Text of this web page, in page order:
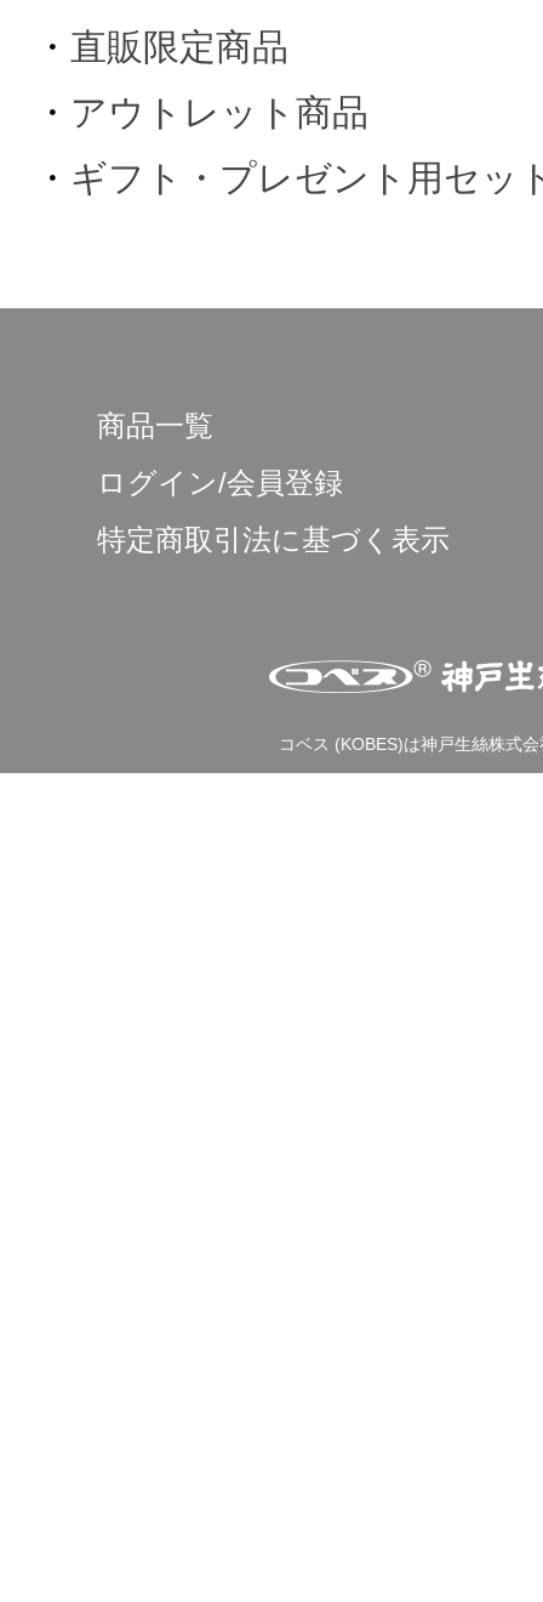
・ 直販限定商品
・ アウトレット商品
・ ギフト・プレゼント用セッ
商品一覧
ログイン/会員登録
特定商取引法に基づく表示
コベス (KOBES)は神戸生絲株式